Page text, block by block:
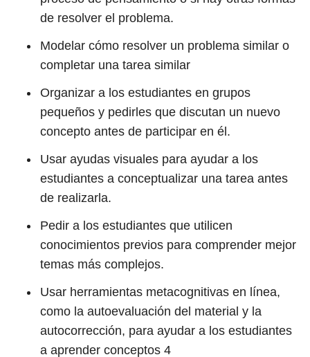
de resolver el problema.
Modelar cómo resolver un problema similar o
completar una tarea similar
Organizar a los estudiantes en grupos
pequeños y pedirles que discutan un nuevo
concepto antes de participar en él.
Usar ayudas visuales para ayudar a los
estudiantes a conceptualizar una tarea antes
de realizarla.
Pedir a los estudiantes que utilicen
conocimientos previos para comprender mejor
temas más complejos.
Usar herramientas metacognitivas en línea,
como la autoevaluación del material y la
autocorrección, para ayudar a los estudiantes
a aprender conceptos 4